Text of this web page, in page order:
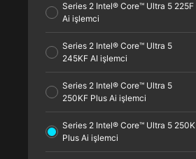
Series 2 Intel® Core™ Ultra 5 225F
Ai işlemci
Series 2 Intel® Core™ Ultra 5
245KF AI işlemci
Series 2 Intel® Core™ Ultra 5
250KF Plus Ai işlemci
Series 2 Intel® Core™ Ultra 5 250K
Plus Ai işlemci